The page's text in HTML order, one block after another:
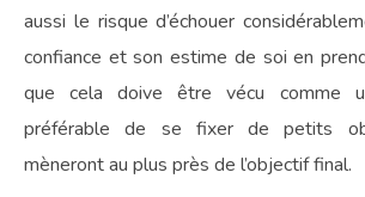
aussi le risque d’échouer
confiance et son estime de soi en
que cela doive être vécu comme
préférable de se fixer de petits
mèneront au plus près de l’objectif final.